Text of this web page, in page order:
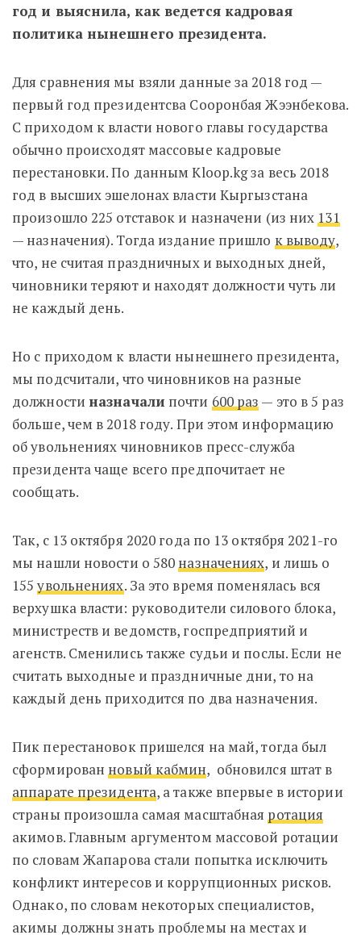
год и выяснила, как ведется кадровая
политика нынешнего президента.
Для сравнения мы взяли данные за 2018 год —
первый год президентсва Сооронбая Жээнбекова.
С приходом к власти нового главы государства
обычно происходят массовые кадровые
перестановки. По данным Kloop.kg за весь 2018
год в высших эшелонах власти Кыргызстана
произошло 225 отставок и назначени (из них 131
— назначения). Тогда издание пришло к выводу,
что, не считая праздничных и выходных дней,
чиновники теряют и находят должности чуть ли
не каждый день.
Но с приходом к власти нынешнего президента,
мы подсчитали, что чиновников на разные
должности назначали почти 600 раз — это в 5 раз
больше, чем в 2018 году. При этом информацию
об увольнениях чиновников пресс-служба
президента чаще всего предпочитает не
сообщать.
Так, с 13 октября 2020 года по 13 октября 2021-го
мы нашли новости о 580 назначениях, и лишь о
155увольнениях. За это время поменялась вся
верхушка власти: руководители силового блока,
министреств и ведомств, госпредприятий и
агенств. Сменились также судьи и послы. Если не
считать выходные и праздничные дни, то на
каждый день приходится по два назначения.
Пик перестановок пришелся на май, тогда был
сформирован новый кабмин, обновился штат в
аппарате президента, а также впервые в истории
страны произошла самая масштабная ротация
акимов. Главным аргументом массовой ротации
по словам Жапарова стали попытка исключить
конфликт интересов и коррупционных рисков.
Однако, по словам некоторых специалистов,
акимы должны знать проблемы на местах и